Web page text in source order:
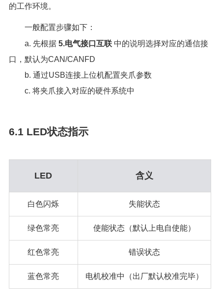
的工作环境。
一般配置步骤如下：
a. 先根据 5.电气接口互联中的说明选择对应的通信接
口，默认为CAN/CANFD
b. 通过USB连接上位机配置夹爪参数
c. 将夹爪接入对应的硬件系统中
6.1 LED状态指示
LED 含义
白色闪烁 失能状态
绿色常亮 使能状态（默认上电自使能）
红色常亮 错误状态
蓝色常亮 电机校准中（出厂默认校准完毕）